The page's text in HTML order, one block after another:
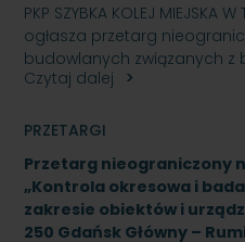
PKP SZYBKA KOLEJ MIEJSKA
ogłasza przetarg
budowlanych związanych
Czytaj dalej
PRZETARGI
Przetarg nieograniczony
„Kontrola okresowa i
zakresie obiektów i
250 Gdańsk Główny –